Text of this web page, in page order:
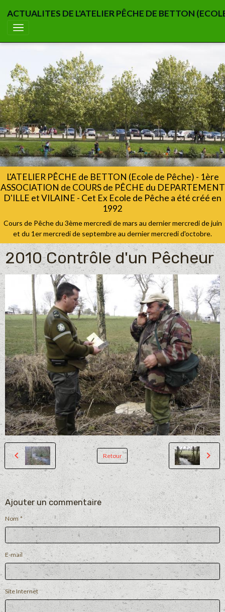
ACTUALITES DE L'ATELIER PÊCHE DE BETTON
L'ATELIER PÊCHE de BETTON (Ecole de Pêche) - 1ère
ASSOCIATION de COURS de PÊCHE du DEPARTEMENT
D'ILLE et VILAINE - Cet Ex Ecole de Pêche a été créé en
1992
Cours de Pêche du 3ème mercredi de mars au dernier mercredi de juin
et du 1er mercredi de septembre au dernier mercredi d'octobre.
2010 Contrôle d'un Pêcheur
Retour
Ajouter un commentaire
Nom
E-mail
Site Internet